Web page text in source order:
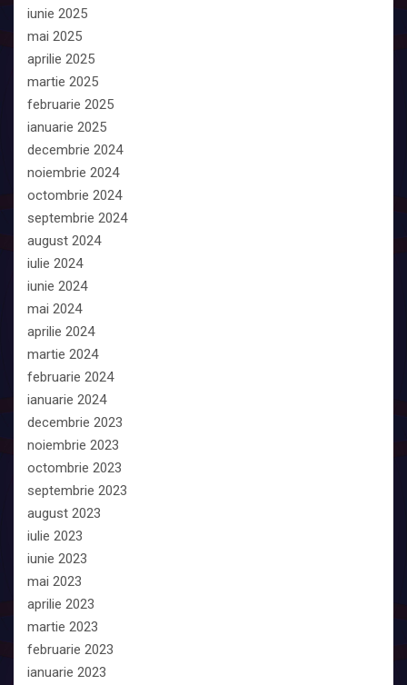
iunie 2025
mai 2025
aprilie 2025
martie 2025
februarie 2025
ianuarie 2025
decembrie 2024
noiembrie 2024
octombrie 2024
septembrie 2024
august 2024
iulie 2024
iunie 2024
mai 2024
aprilie 2024
martie 2024
februarie 2024
ianuarie 2024
decembrie 2023
noiembrie 2023
octombrie 2023
septembrie 2023
august 2023
iulie 2023
iunie 2023
mai 2023
aprilie 2023
martie 2023
februarie 2023
ianuarie 2023